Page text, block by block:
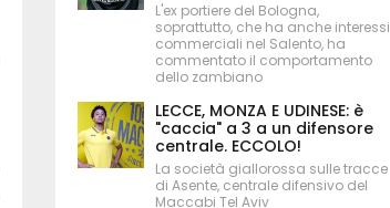
L'ex portiere del Bologna,
soprattutto, che ha anche interessi
commerciali nel Salento, ha
commentato il comportamento
dello zambiano
LECCE, MONZA E UDINESE: è
"caccia" a 3 a un difensore
centrale. ECCOLO!
La società giallorossa sulle tracce
di Asente, centrale difensivo del
Maccabi Tel Aviv